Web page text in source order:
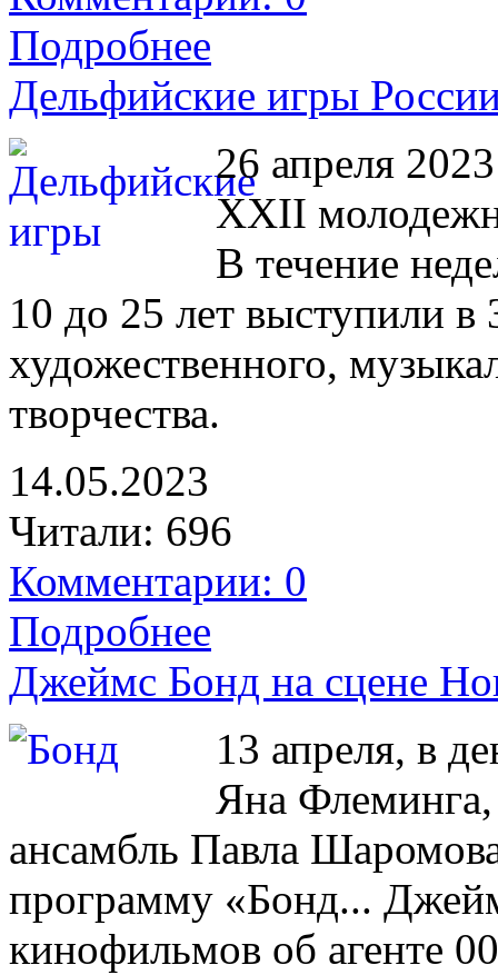
Подробнее
Дельфийские игры
26 апреля
XXII
В течение
10 до 25 лет выступили
художественного,
творчества.
14.05.2023
Читали: 696
Комментарии: 0
Подробнее
Джеймс Бонд на сцене
13 апреля, в
Яна
ансамбль Павла
программу «Бонд...
кинофильмов об агенте